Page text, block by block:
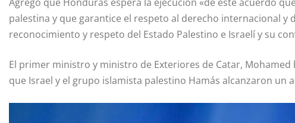
palestina y que garantice el respeto al derecho internacional
reconocimiento y respeto del Estado Palestino e Israelí y su
El primer ministro y ministro de Exteriores de Catar,
que Israel y el grupo islamista palestino Hamás alcanzaron un